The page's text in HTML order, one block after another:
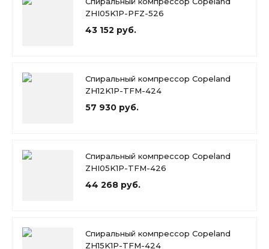
ZHI05K1P-PFZ-526
43 152 руб.
Спиральный компрессор Copeland
ZH12K1P-TFM-424
57 930 руб.
Спиральный компрессор Copeland
ZHI05K1P-TFM-426
44 268 руб.
Спиральный компрессор Copeland
ZH15K1P-TFM-424